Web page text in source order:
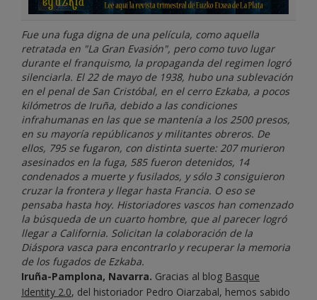
Fue una fuga digna de una película, como aquella
retratada en "La Gran Evasión", pero como tuvo lugar
durante el franquismo, la propaganda del regimen logró
silenciarla. El 22 de mayo de 1938, hubo una sublevación
en el penal de San Cristóbal, en el cerro Ezkaba, a pocos
kilómetros de Iruña, debido a las condiciones
infrahumanas en las que se mantenía a los 2500 presos,
en su mayoría repúblicanos y militantes obreros. De
ellos, 795 se fugaron, con distinta suerte: 207 murieron
asesinados en la fuga, 585 fueron detenidos, 14
condenados a muerte y fusilados, y sólo 3 consiguieron
cruzar la frontera y llegar hasta Francia. O eso se
pensaba hasta hoy. Historiadores vascos han comenzado
la búsqueda de un cuarto hombre, que al parecer logró
llegar a California. Solicitan la colaboración de la
Diáspora vasca para encontrarlo y recuperar la memoria
de los fugados de Ezkaba.
Iruña-Pamplona, Navarra. Gracias al blog Basque
Identity 2.0, del historiador Pedro Oiarzabal, hemos sabido